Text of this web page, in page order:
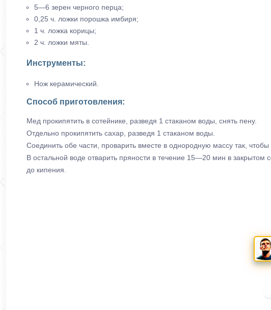
5—6 зерен черного перца;
0,25 ч. ложки порошка имбиря;
1 ч. ложка корицы;
2 ч. ложки мяты.
Инструменты:
Нож керамический.
Способ приготовления:
Мед прокипятить в сотейнике, разведя 1 стаканом воды, снять пену.
Отдельно прокипятить сахар, разведя 1 стаканом воды.
Соединить обе части, проварить вместе в однородную массу так,
В остальной воде отварить пряности в течение 15—20 мин в
до кипения.